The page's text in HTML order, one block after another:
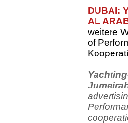
DUBAI:
AL
weitere
of